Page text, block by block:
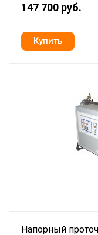
147 700 руб.
Напорный